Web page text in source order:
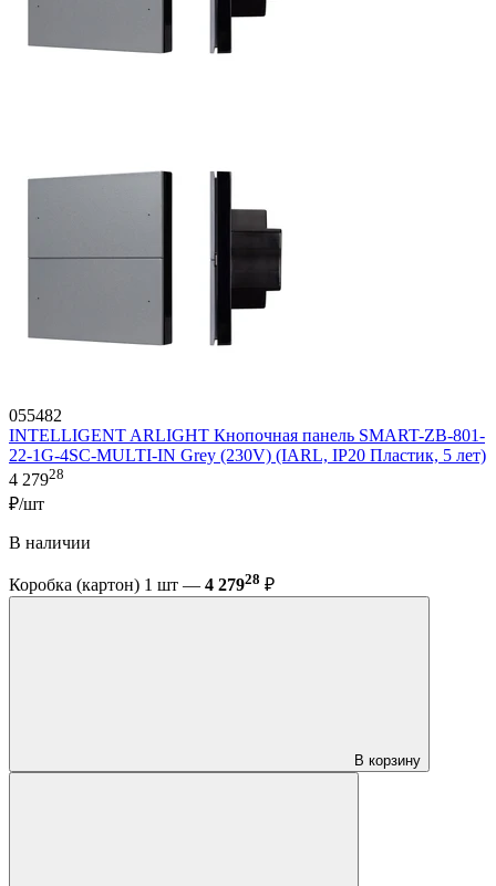
055482
INTELLIGENT ARLIGHT Кнопочная панель SMART-ZB-801-
22-1G-4SC-MULTI-IN Grey (230V) (IARL, IP20 Пластик, 5 лет)
4 27928
₽/шт
В наличии
Коробка (картон) 1 шт — 4 27928 ₽
В корзину